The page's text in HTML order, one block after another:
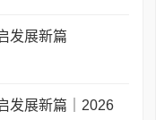
发展新篇
发展新篇｜2026